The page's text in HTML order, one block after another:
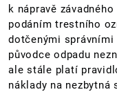
k nápravě
podáním trestního
dotčenými
původce odpadu
ale stále platí
náklady na